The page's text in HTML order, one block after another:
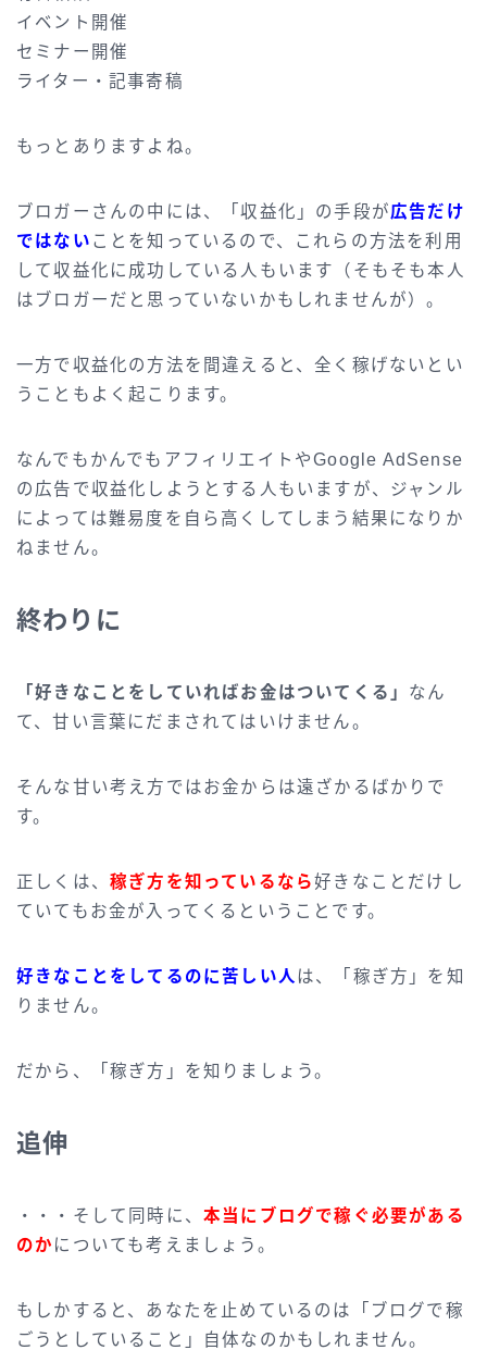
イベント開催
セミナー開催
ライター・記事寄稿
もっとありますよね。
ブロガーさんの中には、「収益化」の手段が広告だけ
ではない ことを知っているので、これらの方法を利用
して収益化に成功している人もいます（そもそも本人
はブロガーだと思っていないかもしれませんが）。
一方で収益化の方法を間違えると、全く稼げないとい
うこともよく起こります。
なんでもかんでもアフィリエイトやGoogle AdSense
の広告で収益化しようとする人もいますが、ジャンル
によっては難易度を自ら高くしてしまう結果になりか
ねません。
終わりに
「好きなことをしていればお金はついてくる」 なん
て、甘い言葉にだまされてはいけません。
そんな甘い考え方ではお金からは遠ざかるばかりで
す。
正しくは、 稼ぎ方を知っているなら好きなことだけし
ていてもお金が入ってくるということです。
好きなことをしてるのに苦しい人 は、「稼ぎ方」を知
りません。
だから、「稼ぎ方」を知りましょう。
追伸
・・・そして同時に、 本当にブログで稼ぐ必要がある
のか についても考えましょう。
もしかすると、あなたを止めているのは「ブログで稼
ごうとしていること」自体なのかもしれません。